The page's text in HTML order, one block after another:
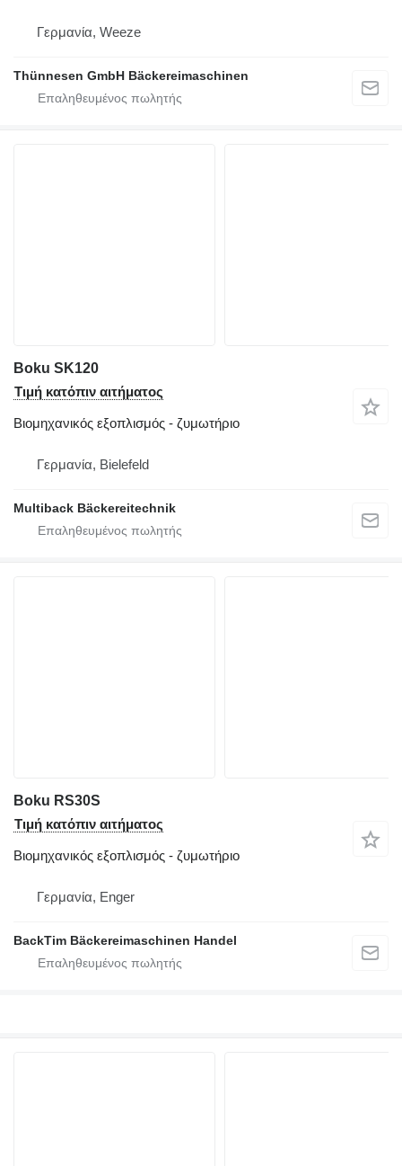
Γερμανία, Weeze
Thünnesen GmbH Bäckereimaschinen
Boku SK120
Τιμή κατόπιν αιτήματος
Βιομηχανικός εξοπλισμός - ζυμωτήριο
Γερμανία, Bielefeld
Multiback Bäckereitechnik
Boku RS30S
Τιμή κατόπιν αιτήματος
Βιομηχανικός εξοπλισμός - ζυμωτήριο
Γερμανία, Enger
BackTim Bäckereimaschinen Handel